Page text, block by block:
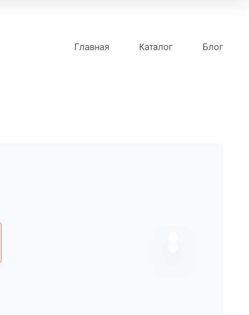
Главная Каталог Блог